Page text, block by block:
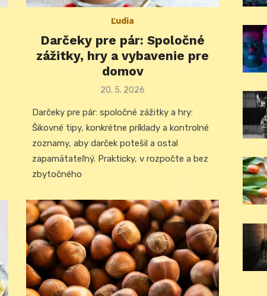
Ľudia
Darčeky pre pár: Spoločné
zážitky, hry a vybavenie pre
domov
Posted
20. 5. 2026
Darčeky pre pár: spoločné zážitky a hry:
Šikovné tipy, konkrétne príklady a kontrolné
zoznamy, aby darček potešil a ostal
zapamätateľný. Prakticky, v rozpočte a bez
zbytočného